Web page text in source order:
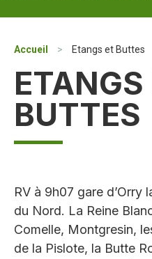
Accueil > Etangs et Buttes
ETANGS
BUTTES
RV à 9h07 gare d’Orry
du Nord. La Reine
Comelle, Montgresin,
de la Pislote, la Butte